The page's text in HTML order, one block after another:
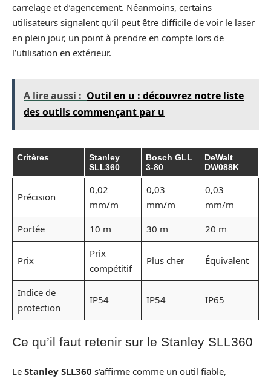
carrelage et d’agencement. Néanmoins, certains
utilisateurs signalent qu’il peut être difficile de voir le laser
en plein jour, un point à prendre en compte lors de
l’utilisation en extérieur.
A lire aussi : Outil en u : découvrez notre liste
des outils commençant par u
Critères
Stanley
SLL360
Bosch GLL
3-80
DeWalt
DW088K
Précision
0,02
mm/m
0,03
mm/m
0,03
mm/m
Portée
10 m 30 m 20 m
Prix
Prix
compétitif
Plus cher Équivalent
Indice de
protection
IP54 IP54 IP65
Ce qu’il faut retenir sur le Stanley SLL360
Le Stanley SLL360 s’affirme comme un outil fiable,